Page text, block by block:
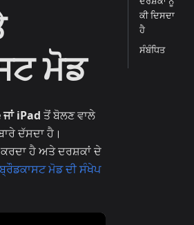
ਮੋਡ
iPad ਤੋਂ ਬੋਲਣ ਵਾਲੇ
ਦੱਸਦਾ ਹੈ।
ਹੈ ਅਤੇ ਦਰਸ਼ਕਾਂ ਦੇ
ਬ੍ਰੌਡਕਾਸਟ ਮੋਡ ਦੀ ਸੰਖੇਪ
ਕੀ ਦਿਸਦਾ
ਹੈ
ਸੰਬੰਧਿਤ